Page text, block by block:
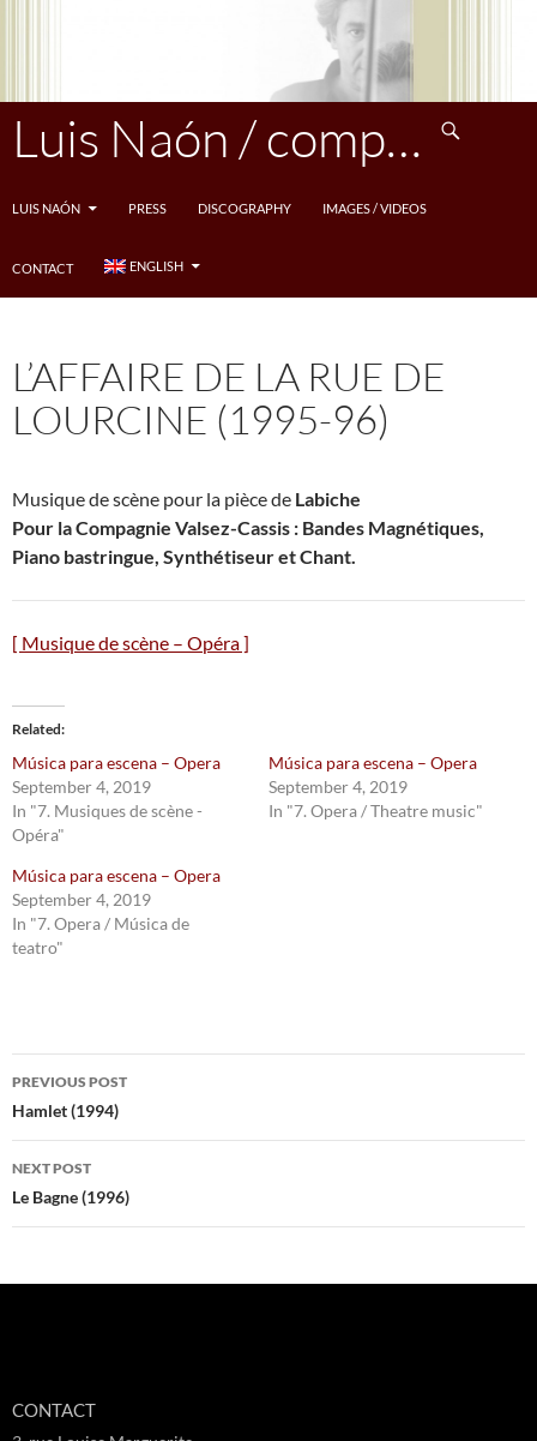
Luis Naón / compositeur
LUIS NAÓN PRESS DISCOGRAPHY IMAGES / VIDEOS
CONTACT ENGLISH
L’AFFAIRE DE LA RUE DE
LOURCINE (1995-96)
Musique de scène pour la pièce de Labiche
Pour la Compagnie Valsez-Cassis : Bandes Magnétiques,
Piano bastringue, Synthétiseur et Chant.
[ Musique de scène – Opéra ]
Related
Música para escena – Opera
September 4, 2019
In "7. Musiques de scène -
Opéra"
Música para escena – Opera
September 4, 2019
In "7. Opera / Theatre music"
Música para escena – Opera
September 4, 2019
In "7. Opera / Música de
teatro"
Post
navigation
PREVIOUS POST
Hamlet (1994)
NEXT POST
Le Bagne (1996)
CONTACT